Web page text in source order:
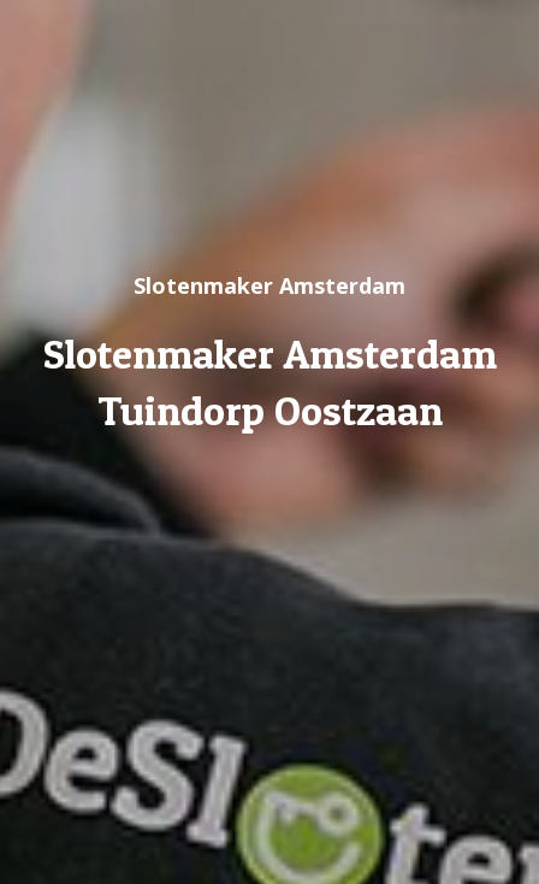
Slotenmaker Amsterdam
Slotenmaker Amsterdam
Tuindorp Oostzaan